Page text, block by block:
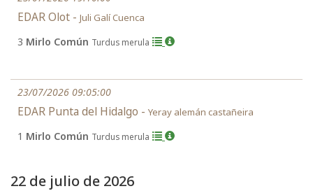
EDAR Olot - Juli Galí Cuenca
3 Mirlo Común Turdus merula
23/07/2026 09:05:00
EDAR Punta del Hidalgo - Yeray alemán castañeira
1 Mirlo Común Turdus merula
22 de julio de 2026